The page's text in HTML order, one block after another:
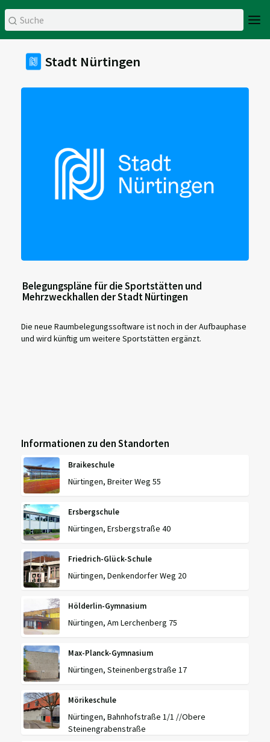
Stadt Nürtingen
Belegungspläne für die Sportstätten und
Mehrzweckhallen der Stadt Nürtingen
Die neue Raumbelegungssoftware ist noch in der Aufbauphase
und wird künftig um weitere Sportstätten ergänzt.
Informationen zu den Standorten
Braikeschule
Nürtingen, Breiter Weg 55
Ersbergschule
Nürtingen, Ersbergstraße 40
Friedrich-Glück-Schule
Nürtingen, Denkendorfer Weg 20
Hölderlin-Gymnasium
Nürtingen, Am Lerchenberg 75
Max-Planck-Gymnasium
Nürtingen, Steinenbergstraße 17
Mörikeschule
Nürtingen, Bahnhofstraße 1/1 //Obere
Steinengrabenstraße